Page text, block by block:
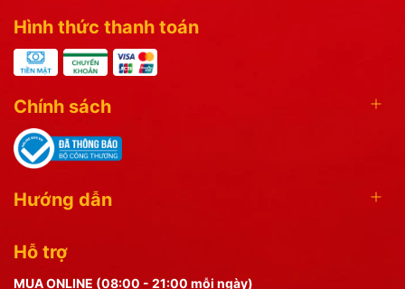
Hình thức thanh toán
Chính sách
Hướng dẫn
Hỗ trợ
MUA ONLINE (08:00 - 21:00 mỗi ngày)